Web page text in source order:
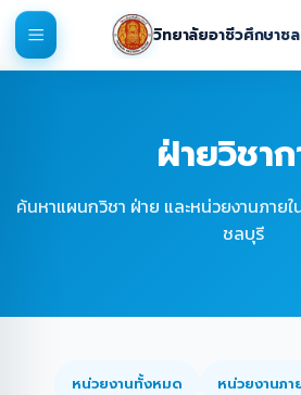
วิทยาลัยอาชีวศึกษาช
ฝ่ายวิชาก
ค้นหาแผนกวิชา ฝ่าย และหน่วยงานภาย
ชลบุรี
หน่วยงานทั้งหมด หน่วยงานภา